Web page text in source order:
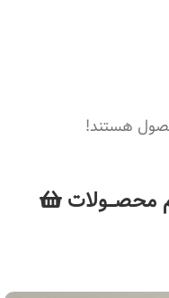
هستند!
محصـــولات